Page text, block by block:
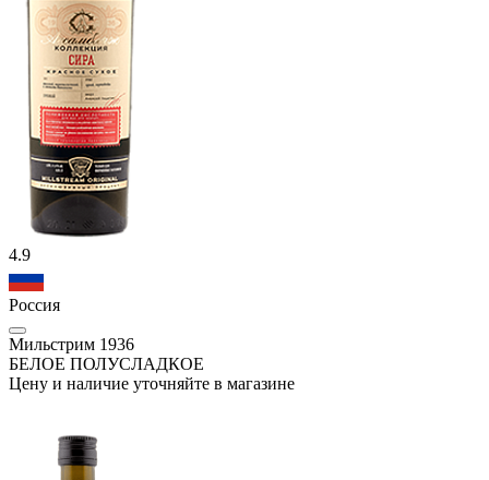
4.9
Россия
Мильстрим 1936
БЕЛОЕ ПОЛУСЛАДКОЕ
Цену и наличие уточняйте в магазине